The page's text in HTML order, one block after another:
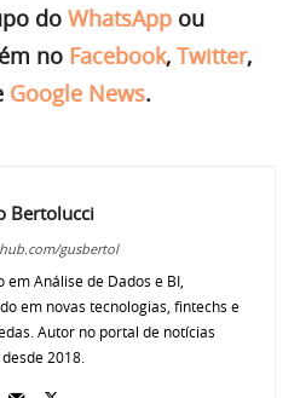
do WhatsApp ou
no Facebook, Twitter,
Google News.
Bertolucci
gusbertol
em Análise de Dados e BI,
em novas tecnologias, fintechs e
Autor no portal de notícias
2018.